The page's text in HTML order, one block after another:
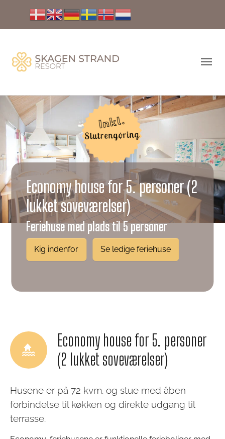
Economy house for 5. personer (2
lukket soveværelser)
Feriehuse med plads til 5 personer
Kig indenfor Se ledige feriehuse
Economy house for 5. personer
(2 lukket soveværelser)
Husene er på 72 kvm. og stue med åben
forbindelse til køkken og direkte udgang til
terrasse.